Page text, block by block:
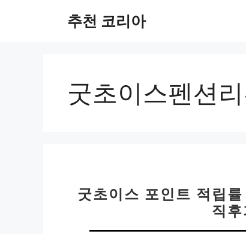
추천 코리아
굿초이스펜션
굿초이스 포인트 적립
직